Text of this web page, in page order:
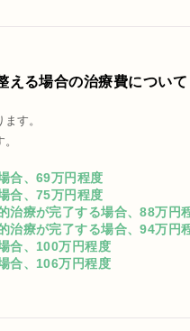
える場合の治療費について
す。
合、69万円程度
合、75万円程度
治療が完了する場合、88万円
治療が完了する場合、94万円
合、100万円程度
合、106万円程度